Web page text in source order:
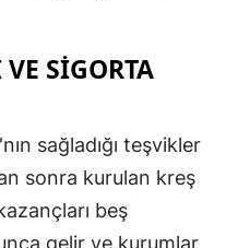
SIGORTA
sağladığı teşvikler
sonra kurulan kreş
beş
gelir ve kurumlar